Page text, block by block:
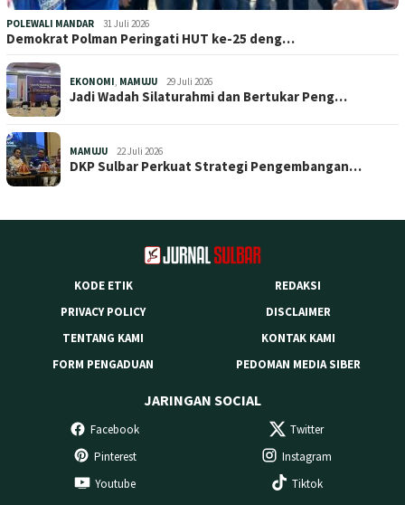
POLEWALI MANDAR 31 Juli 2026
Demokrat Polman Peringati HUT ke-25 deng…
EKONOMI, MAMUJU 29 Juli 2026
Jadi Wadah Silaturahmi dan Bertukar Peng…
MAMUJU 22 Juli 2026
DKP Sulbar Perkuat Strategi Pengembangan…
KODE ETIK
REDAKSI
PRIVACY POLICY
DISCLAIMER
TENTANG KAMI
KONTAK KAMI
FORM PENGADUAN
PEDOMAN MEDIA SIBER
JARINGAN SOCIAL
Facebook
Twitter
Pinterest
Instagram
Youtube
Tiktok